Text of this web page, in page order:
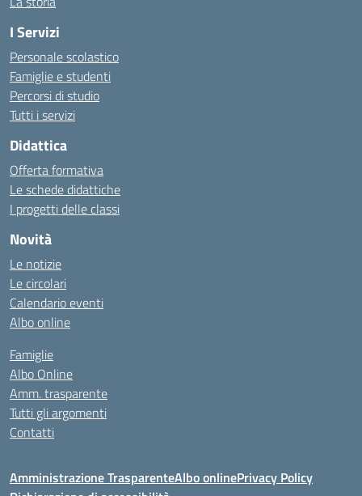
I Servizi
Personale scolastico
Famiglie e studenti
Percorsi di studio
Tutti i servizi
Didattica
Offerta formativa
Le schede didattiche
I progetti delle classi
Novità
Le notizie
Le circolari
Calendario eventi
Albo online
Famiglie
Albo Online
Amm. trasparente
Tutti gli argomenti
Contatti
Amministrazione TrasparenteAlbo onlinePrivacy Policy